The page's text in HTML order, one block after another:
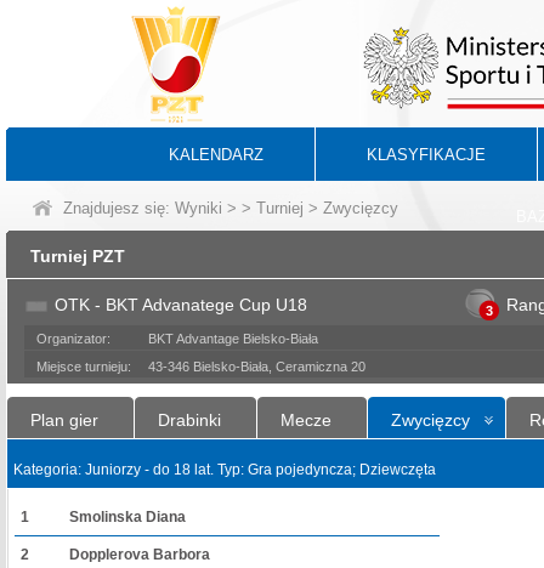
KALENDARZ KLASYFIKACJE
Znajdujesz się: Wyniki > > Turniej > Zwycięzcy
Turniej PZT
OTK - BKT Advanatege Cup U18 3
Organizator:
BKT Advantage Bielsko-Biała
Miejsce turnieju:
43-346 Bielsko-Biała, Ceramiczna 20
Plan gier Drabinki Mecze Zwycięzcy
Kategoria: Juniorzy - do 18 lat. Typ: Gra pojedyncza; Dziewczęta
1 Smolinska Diana
2 Dopplerova Barbora